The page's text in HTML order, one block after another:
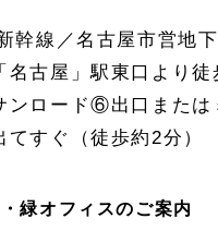
幹線／名古屋市営地
名古屋」駅東口より徒
ンロード⑥出口または
てすぐ（徒歩約 2分）
緑オフィスのご案内